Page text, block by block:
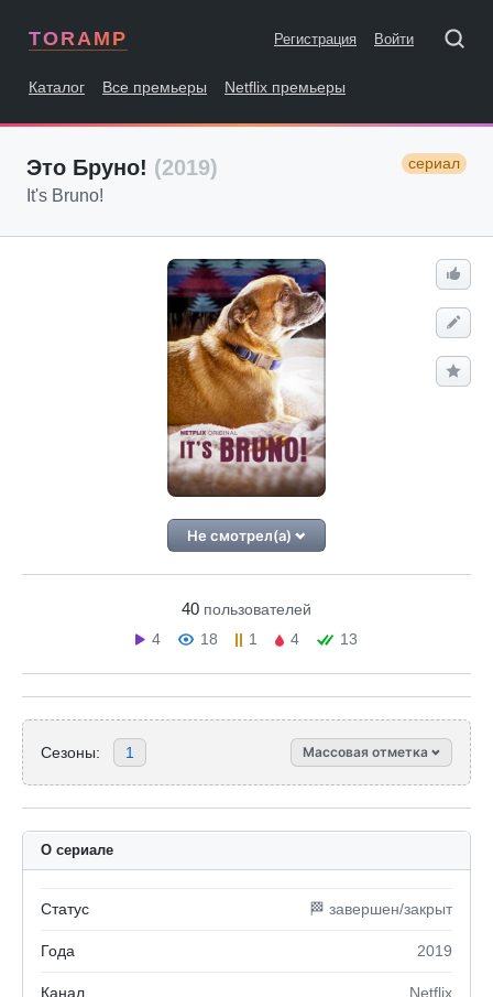
TORAMP Регистрация Войти
Каталог Все премьеры Netflix премьеры
Это Бруно! (2019) сериал
It's Bruno!
Не смотрел(а)
40 пользователей
4
18 1 4 13
Сезоны: 1 Массовая отметка
О сериале
Статус 🏁 завершен/закрыт
Года 2019
Канал Netflix